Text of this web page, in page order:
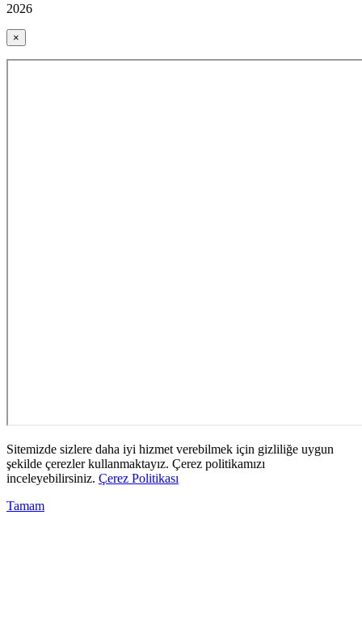
2026
×
Sitemizde sizlere daha iyi hizmet verebilmek için gizliliğe uygun
şekilde çerezler kullanmaktayız. Çerez politikamızı
inceleyebilirsiniz. Çerez Politikası
Tamam